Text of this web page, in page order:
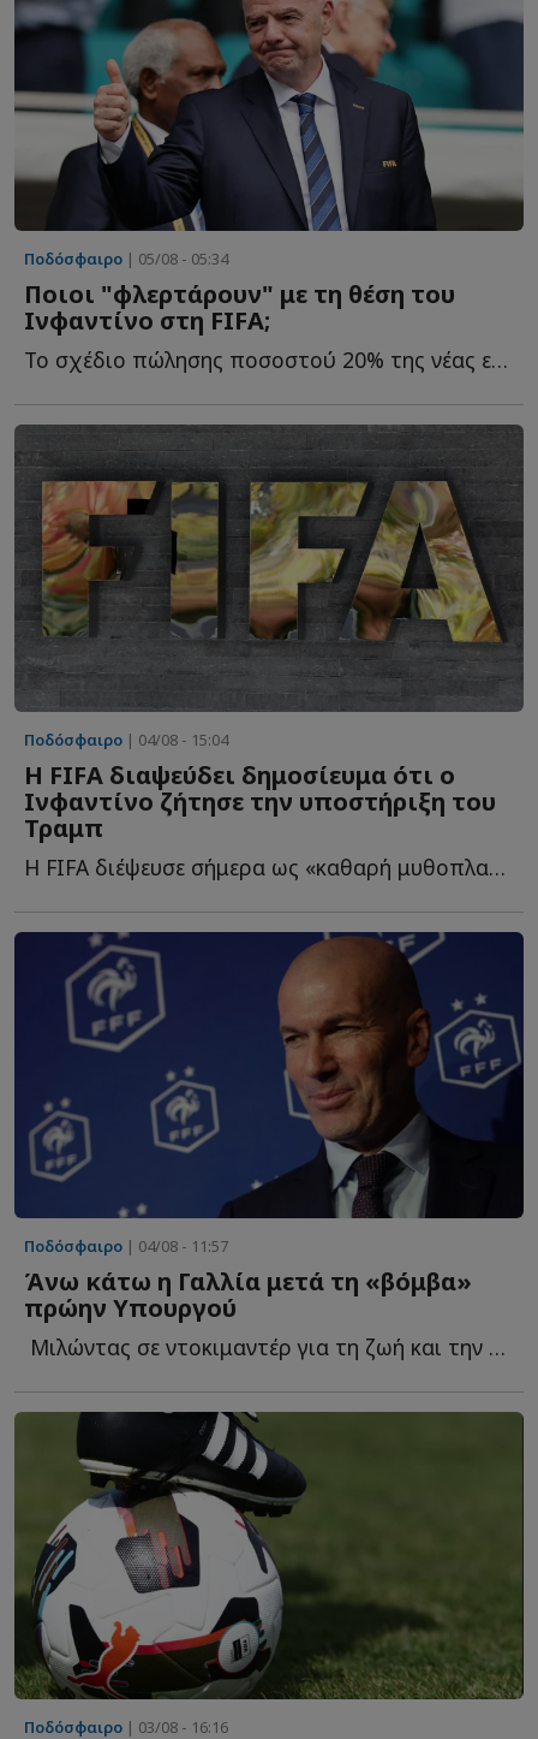
Ποδόσφαιρο | 05/08 - 05:34
Ποιοι "φλερτάρουν" με τη θέση του
Ινφαντίνο στη FIFA;
Το σχέδιο πώλησης ποσοστού 20% της νέας εμπορικής εταιρείας τ...
Ποδόσφαιρο | 04/08 - 15:04
Η FIFA διαψεύδει δημοσίευμα ότι ο
Ινφαντίνο ζήτησε την υποστήριξη του
Τραμπ
Η FIFA διέψευσε σήμερα ως «καθαρή μυθοπλασία» δημοσίευμα ό...
Ποδόσφαιρο | 04/08 - 11:57
Άνω κάτω η Γαλλία μετά τη «βόμβα»
πρώην Υπουργού
Μιλώντας σε ντοκιμαντέρ για τη ζωή και την καριέρα τ...
Ποδόσφαιρο | 03/08 - 16:16